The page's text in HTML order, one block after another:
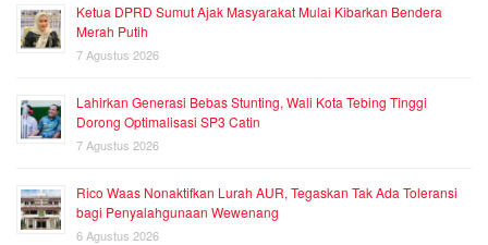
Ketua DPRD Sumut Ajak Masyarakat Mulai Kibarkan Bendera
Merah Putih
7 Agustus 2026
Lahirkan Generasi Bebas Stunting, Wali Kota Tebing Tinggi
Dorong Optimalisasi SP3 Catin
7 Agustus 2026
Rico Waas Nonaktifkan Lurah AUR, Tegaskan Tak Ada Toleransi
bagi Penyalahgunaan Wewenang
6 Agustus 2026